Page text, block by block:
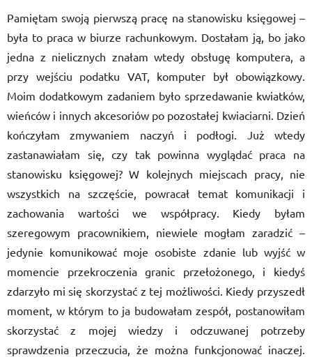
Pamiętam swoją pierwszą pracę na stanowisku księgowej –
była to praca w biurze rachunkowym. Dostałam ją, bo jako
jedna z nielicznych znałam wtedy obsługę komputera, a
przy wejściu podatku VAT, komputer był obowiązkowy.
Moim dodatkowym zadaniem było sprzedawanie kwiatków,
wieńców i innych akcesoriów po pozostałej kwiaciarni. Dzień
kończyłam zmywaniem naczyń i podłogi. Już wtedy
zastanawiałam się, czy tak powinna wyglądać praca na
stanowisku księgowej? W kolejnych miejscach pracy, nie
wszystkich na szczęście, powracał temat komunikacji i
zachowania wartości we współpracy. Kiedy byłam
szeregowym pracownikiem, niewiele mogłam zaradzić –
jedynie komunikować moje osobiste zdanie lub wyjść w
momencie przekroczenia granic przełożonego, i kiedyś
zdarzyło mi się skorzystać z tej możliwości. Kiedy przyszedł
moment, w którym to ja budowałam zespół, postanowiłam
skorzystać z mojej wiedzy i odczuwanej potrzeby
sprawdzenia przeczucia, że można funkcjonować inaczej.